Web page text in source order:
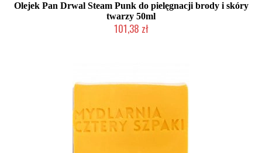
Olejek Pan Drwal Steam Punk do pielęgnacji brody i skóry
twarzy 50ml
101,38 zł